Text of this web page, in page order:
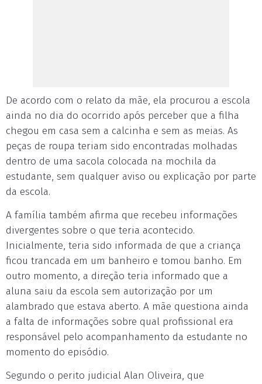
De acordo com o relato da mãe, ela procurou a escola
ainda no dia do ocorrido após perceber que a filha
chegou em casa sem a calcinha e sem as meias. As
peças de roupa teriam sido encontradas molhadas
dentro de uma sacola colocada na mochila da
estudante, sem qualquer aviso ou explicação por parte
da escola.
A família também afirma que recebeu informações
divergentes sobre o que teria acontecido.
Inicialmente, teria sido informada de que a criança
ficou trancada em um banheiro e tomou banho. Em
outro momento, a direção teria informado que a
aluna saiu da escola sem autorização por um
alambrado que estava aberto. A mãe questiona ainda
a falta de informações sobre qual profissional era
responsável pelo acompanhamento da estudante no
momento do episódio.
Segundo o perito judicial Alan Oliveira, que